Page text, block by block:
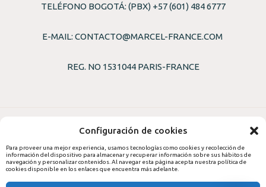
Configuración de cookies
Para proveer una mejor experiencia, usamos tecnologías como cookies y recolección de
información del dispositivo para almacenar y recuperar información sobre sus hábitos de
navegación y personalizar contenidos. Al navegar esta página acepta nuestra política de
cookies disponible en los enlaces que encuentra más adelante.
TELÉFONO BOGOTÁ: (PBX) +57 (601) 484 6777
E-MAIL: CONTACTO@MARCEL-FRANCE.COM
REG. NO 1531044 PARIS-FRANCE
© 2026,PROFRANCE S.A.S